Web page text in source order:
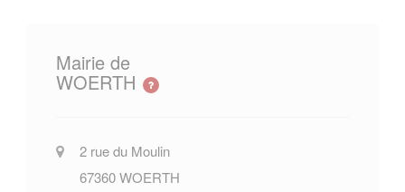
Mairie de
WOERTH
2 rue du Moulin
67360WOERTH